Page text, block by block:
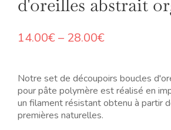
d'oreilles abstrait
14.00€– 28.00€Price
through
28.00€
Notre set de découpoirs boucles
pour pâte polymère est réalisé en
un filament résistant obtenu à partir
premières naturelles.